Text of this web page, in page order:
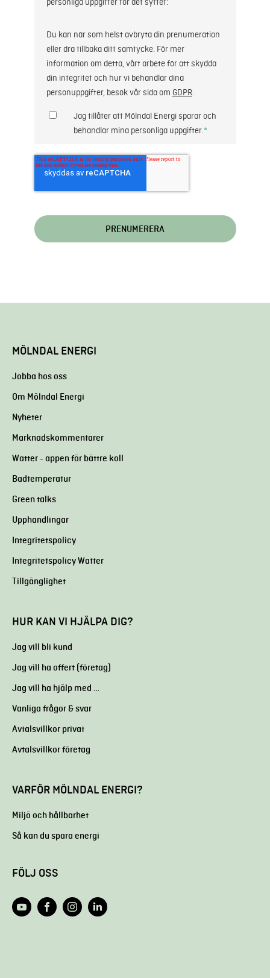
personliga uppgifter för det syftet:
Jag tillåter att Mölndal Energi sparar och
behandlar mina personliga uppgifter.*
Du kan när som helst avbryta din prenumeration
eller dra tillbaka ditt samtycke. För mer
information om detta, vårt arbete för att skydda
din integritet och hur vi behandlar dina
personuppgifter, besök vår sida om GDPR.
MÖLNDAL ENERGI
Jobba hos oss
Om Mölndal Energi
Nyheter
Marknadskommentarer
Watter - appen för bättre koll
Badtemperatur
Green talks
Upphandlingar
Integritetspolicy
Integritetspolicy Watter
Tillgänglighet
HUR KAN VI HJÄLPA DIG?
Jag vill bli kund
Jag vill ha offert (företag)
Jag vill ha hjälp med …
Vanliga frågor & svar
Avtalsvillkor privat
Avtalsvillkor företag
VARFÖR MÖLNDAL ENERGI?
Miljö och hållbarhet
Så kan du spara energi
FÖLJ OSS